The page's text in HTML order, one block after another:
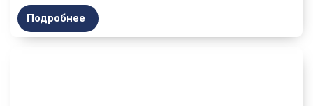
Подробнее